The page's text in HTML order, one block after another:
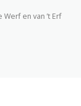
en van ’t Erf